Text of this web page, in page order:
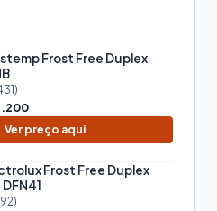
Frost Free Duplex
Ver preço aqui
Frost Free Duplex